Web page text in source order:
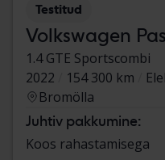
Testitud
Volkswagen
1.4 GTE Sportscombi
2022
154 300 km
Bromölla
Juhtiv pakkumine:
Koos rahastamisega